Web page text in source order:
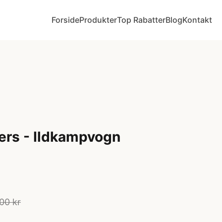
ForsideProdukterTop RabatterBlogKontakt
- Ildkampvogn
kr